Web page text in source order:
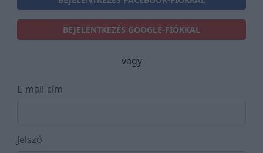
BEJELENTKEZÉS GOOGLE-FIÓKKAL
vagy
E-mail-cím
Jelszó